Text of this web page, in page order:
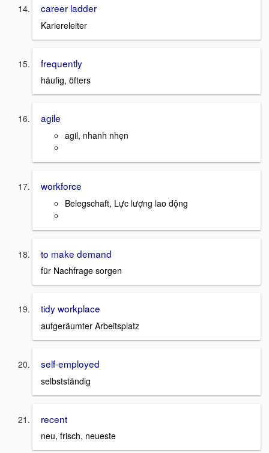
career ladder
Kariereleiter
frequently
häufig, öfters
agile
agil, nhanh nhẹn
workforce
Belegschaft, Lực lượng lao động
to make demand
für Nachfrage sorgen
tidy workplace
aufgeräumter Arbeitsplatz
self-employed
selbstständig
recent
neu, frisch, neueste